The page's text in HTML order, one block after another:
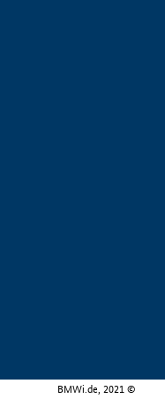
BMWi.de, 2021 ©